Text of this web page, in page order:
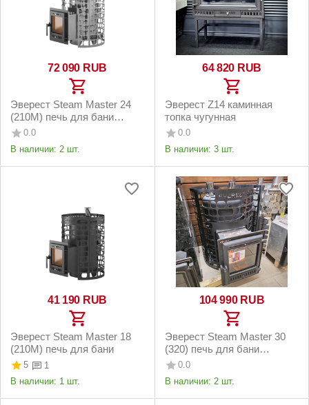
72 090 RUB
Эверест Steam Master 24
(210М) печь для бани
нержавейка
0.0
В наличии: 2 шт.
64 820 RUB
Эверест Z14 каминная
топка чугунная
0.0
В наличии: 3 шт.
41 190 RUB
Эверест Steam Master 18
(210М) печь для бани
5
1
В наличии: 1 шт.
104 990 RUB
Эверест Steam Master 30
(320) печь для бани
чугунная
0.0
В наличии: 2 шт.